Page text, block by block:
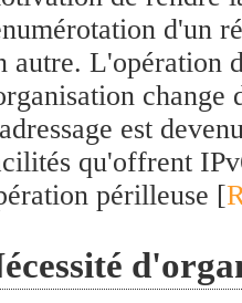
d'un
autre. L'opération
change
est
qu'offrent
périlleuse [